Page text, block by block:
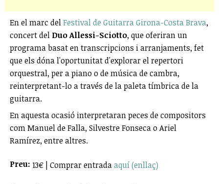
En el marc delFestival de Guitarra Girona-Costa Brava,
concert del Duo Allessi-Sciotto, que oferiran un
programa basat en transcripcions i arranjaments, fet
que els dóna l'oportunitat d'explorar el repertori
orquestral, per a piano o de música de cambra,
reinterpretant-lo a través de la paleta tímbrica de la
guitarra.
En aquesta ocasió interpretaran peces de compositors
com Manuel de Falla, Silvestre Fonseca o Ariel
Ramírez, entre altres.
Preu: 13€ | Comprar entradaaquí (enllaç)